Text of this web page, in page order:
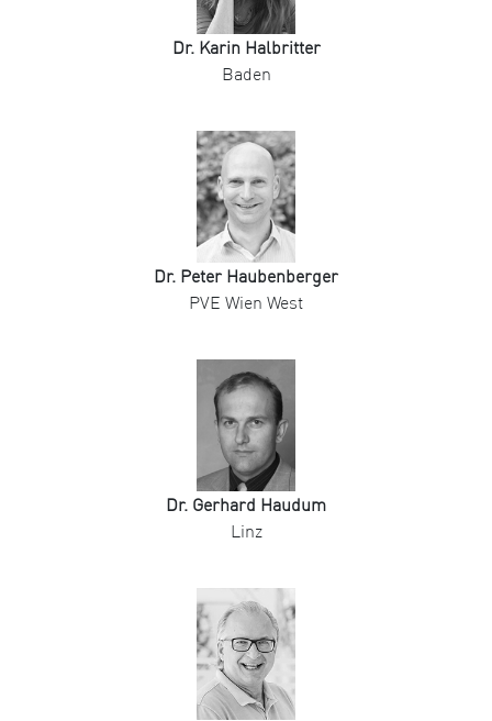
Dr. Karin Halbritter
Baden
Dr. Peter Haubenberger
PVE Wien West
Dr. Gerhard Haudum
Linz